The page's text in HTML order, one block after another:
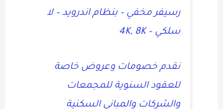
رسيفر مخفي – بنظام اندرويد – لا
سلكي – 4K, 8K
نقدم خصومات وعروض خاصة
للعقود السنوية للمجمعات
والشركات والمباني السكنية